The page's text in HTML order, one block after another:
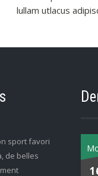
lullam utlacus
sport favori
de belles